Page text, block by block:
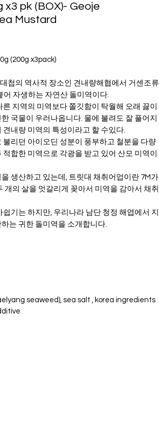
x3 pk (BOX)- Geoje
Mustard
(200g x3pack)
첩의 역사적 장소인 견내량해협에서 거센조류
어 자생하는 자연산 돌미역이다.
지역의 미역보다 쫄깃함이 탁월해 오래 끓이
국물이 우러나옵니다. 물에 불려도 잘 풀어지
내량 미역의 특성이라고 할 수있다.
리던 아이오딘 성분이 풍부하고 철분을 다량
합한 미역으로 각광을 받고 있어 산모 미역이
생산하고 있는데, 트릿대 채취어업이란 7M가
개의 살을 엇갈리게 꽂아서 미역을 감아서 채취
기는 하지만, 우리나라 남단 청정 해엽에서 지
는 귀한 돌미역을 소개합니다.
seaweed), sea salt , korea ingredients